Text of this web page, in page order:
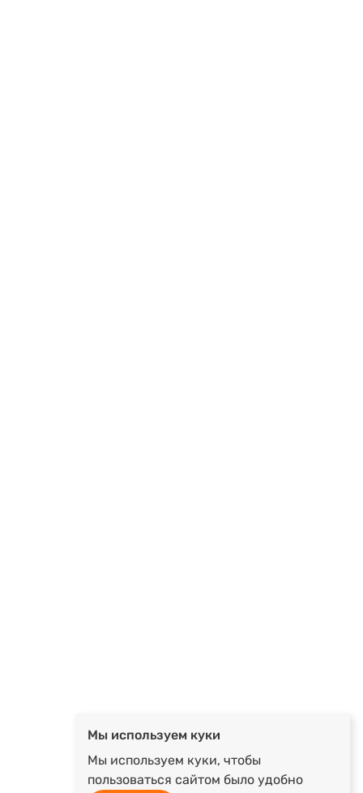
Мы используем куки
Мы используем куки, чтобы
пользоваться сайтом было удобно